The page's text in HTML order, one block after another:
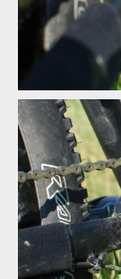
Test: All In
Test: All In